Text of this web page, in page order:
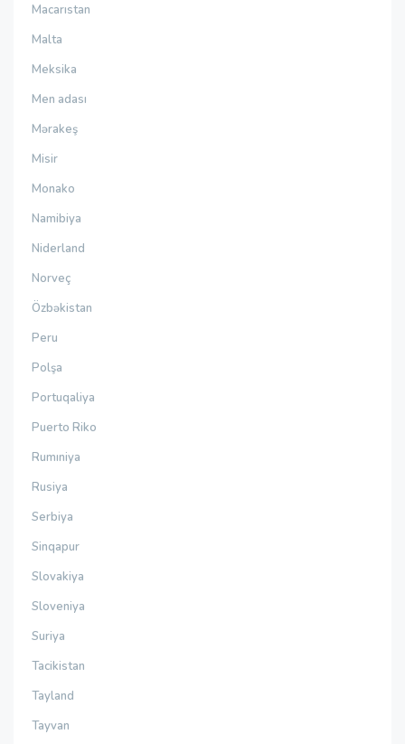
Macarıstan
Malta
Meksika
Men adası
Mərakeş
Misir
Monako
Namibiya
Niderland
Norveç
Özbəkistan
Peru
Polşa
Portuqaliya
Puerto Riko
Rumıniya
Rusiya
Serbiya
Sinqapur
Slovakiya
Sloveniya
Suriya
Tacikistan
Tayland
Tayvan